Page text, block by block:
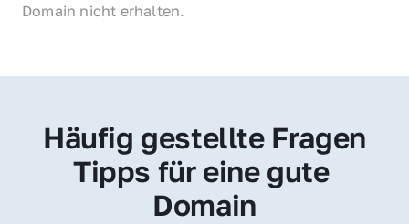
Domain nicht erhalten.
Häufig gestellte Fragen
Tipps für eine gute
Domain